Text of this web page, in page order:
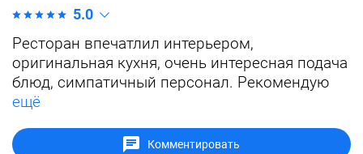
5.0
Ресторан впечатлил интерьером,
оригинальная кухня, очень интересная подача
блюд, симпатичный персонал. Рекомендую
ещё
Комментировать